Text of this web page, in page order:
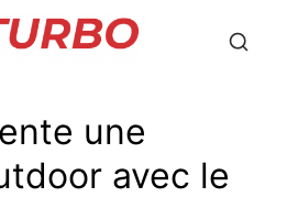
une
avec le